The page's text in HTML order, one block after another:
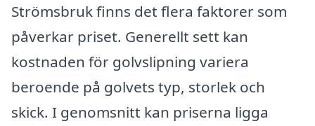
Strömsbruk finns det flera faktorer som
påverkar priset. Generellt sett kan
kostnaden för golvslipning variera
beroende på golvets typ, storlek och
skick. I genomsnitt kan priserna ligga